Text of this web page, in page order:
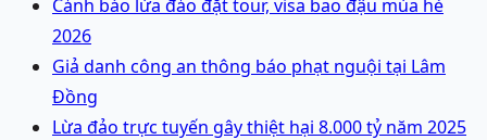
Cảnh báo lừa đảo đặt tour, visa bao đậu mùa hè
2026
Giả danh công an thông báo phạt nguội tại Lâm
Đồng
Lừa đảo trực tuyến gây thiệt hại 8.000 tỷ năm 2025